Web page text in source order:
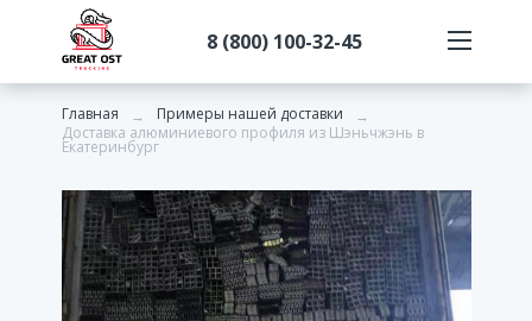
8 (800) 100-32-45
Главная → Примеры нашей доставки
→
Доставка алюминиевого профиля из Шэньчжэнь в
Екатеринбург